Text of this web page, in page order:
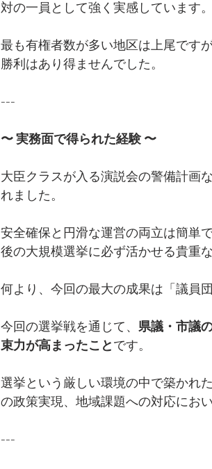
対の一員として強く実感しています。
最も有権者数が多い地区は上尾です
勝利はあり得ませんでした。
---
〜 実務面で得られた経験 〜
大臣クラスが入る演説会の警備計画
れました。
安全確保と円滑な運営の両立は簡単
後の大規模選挙に必ず活かせる貴重な
何より、今回の最大の成果は「議員
今回の選挙戦を通じて、 県議・市議
束力が高まったことです。
選挙という厳しい環境の中で築かれ
の政策実現、地域課題への対応にお
---